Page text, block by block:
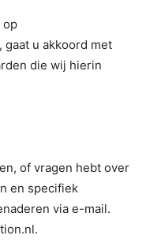
op
u akkoord met
die wij hierin
of vragen hebt over
en specifiek
via e-mail.